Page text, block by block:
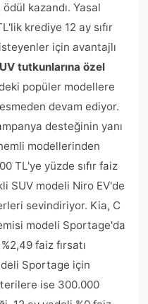
ödül kazandı. Yasal
krediye 12 ay sıfır
için avantajlı
tutkunlarına özel
popüler modellere
devam ediyor.
desteğinin yanı
modellerinden
TL'ye yüzde sıfır faiz
SUV modeli Niro EV'de
sevindiriyor. Kia, C
modeli Sportage'da
faiz fırsatı
Sportage için
ise 300.000